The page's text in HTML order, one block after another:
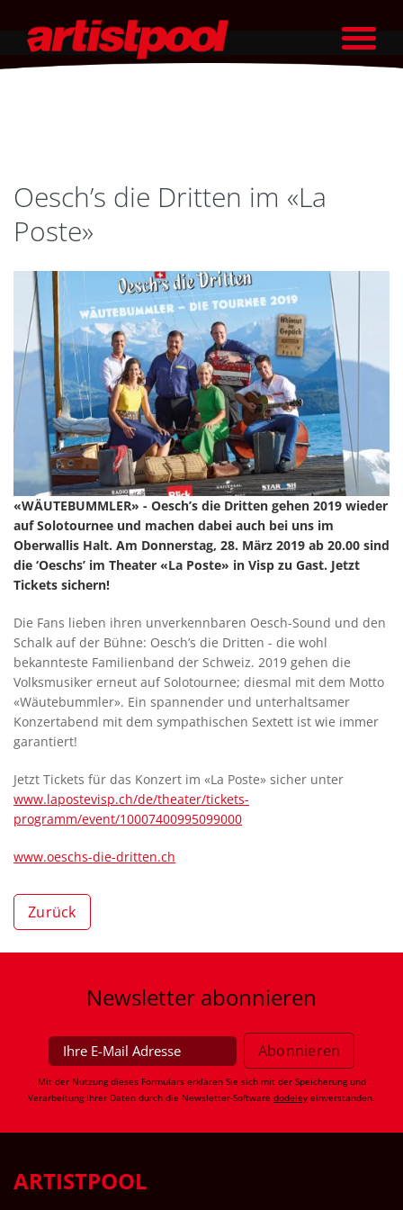
Oesch’s die Dritten im «La
Poste»
«WÄUTEBUMMLER» - Oesch’s die Dritten gehen 2019 wieder
auf Solotournee und machen dabei auch bei uns im
Oberwallis Halt. Am Donnerstag, 28. März 2019 ab 20.00 sind
die ‘Oeschs’ im Theater «La Poste» in Visp zu Gast. Jetzt
Tickets sichern!
Die Fans lieben ihren unverkennbaren Oesch-Sound und den
Schalk auf der Bühne: Oesch’s die Dritten - die wohl
bekannteste Familienband der Schweiz. 2019 gehen die
Volksmusiker erneut auf Solotournee; diesmal mit dem Motto
«Wäutebummler». Ein spannender und unterhaltsamer
Konzertabend mit dem sympathischen Sextett ist wie immer
garantiert!
Jetzt Tickets für das Konzert im «La Poste» sicher unter
www.lapostevisp.ch/de/theater/tickets-
programm/event/10007400995099000
www.oeschs-die-dritten.ch
Zurück
Newsletter abonnieren
Mit der Nutzung dieses Formulars erklären Sie sich mit der Speicherung und
Verarbeitung Ihrer Daten durch die Newsletter-Software dodeley einverstanden.
ARTISTPOOL